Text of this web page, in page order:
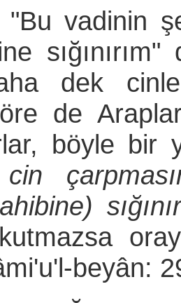
"Bu vadinin
dek
de
böyle bir
beyân: